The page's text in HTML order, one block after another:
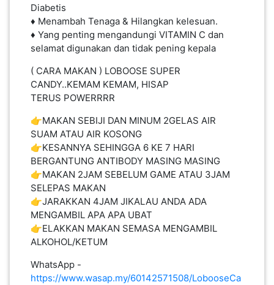
Diabetis
♦ Menambah Tenaga & Hilangkan kelesuan.
♦️ Yang penting mengandungi VITAMIN C dan
selamat digunakan dan tidak pening kepala
( CARA MAKAN ) LOBOOSE SUPER
CANDY..KEMAM KEMAM, HISAP
TERUS POWERRRR
👉MAKAN SEBIJI DAN MINUM 2GELAS AIR
SUAM ATAU AIR KOSONG
👉KESANNYA SEHINGGA 6 KE 7 HARI
BERGANTUNG ANTIBODY MASING MASING
👉MAKAN 2JAM SEBELUM GAME ATAU 3JAM
SELEPAS MAKAN
👉JARAKKAN 4JAM JIKALAU ANDA ADA
MENGAMBIL APA APA UBAT
👉ELAKKAN MAKAN SEMASA MENGAMBIL
ALKOHOL/KETUM
WhatsApp -
https://www.wasap.my/60142571508/LobooseCa
PAHANG(13)
KELANTAN(22)
PERAK(41)
NEGERI
SEMBILAN(10)
KEDAH(13)